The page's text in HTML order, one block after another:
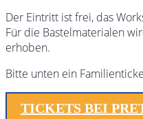
Der Eintritt ist frei, das
Für die Bastelmaterialen
erhoben.
Bitte unten ein
TICKETS BEI